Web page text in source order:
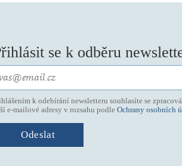
se k odběru
k odebírání newsletteru souhlasíte se
e-mailové adresy v rozsahu podleOchrany osobních